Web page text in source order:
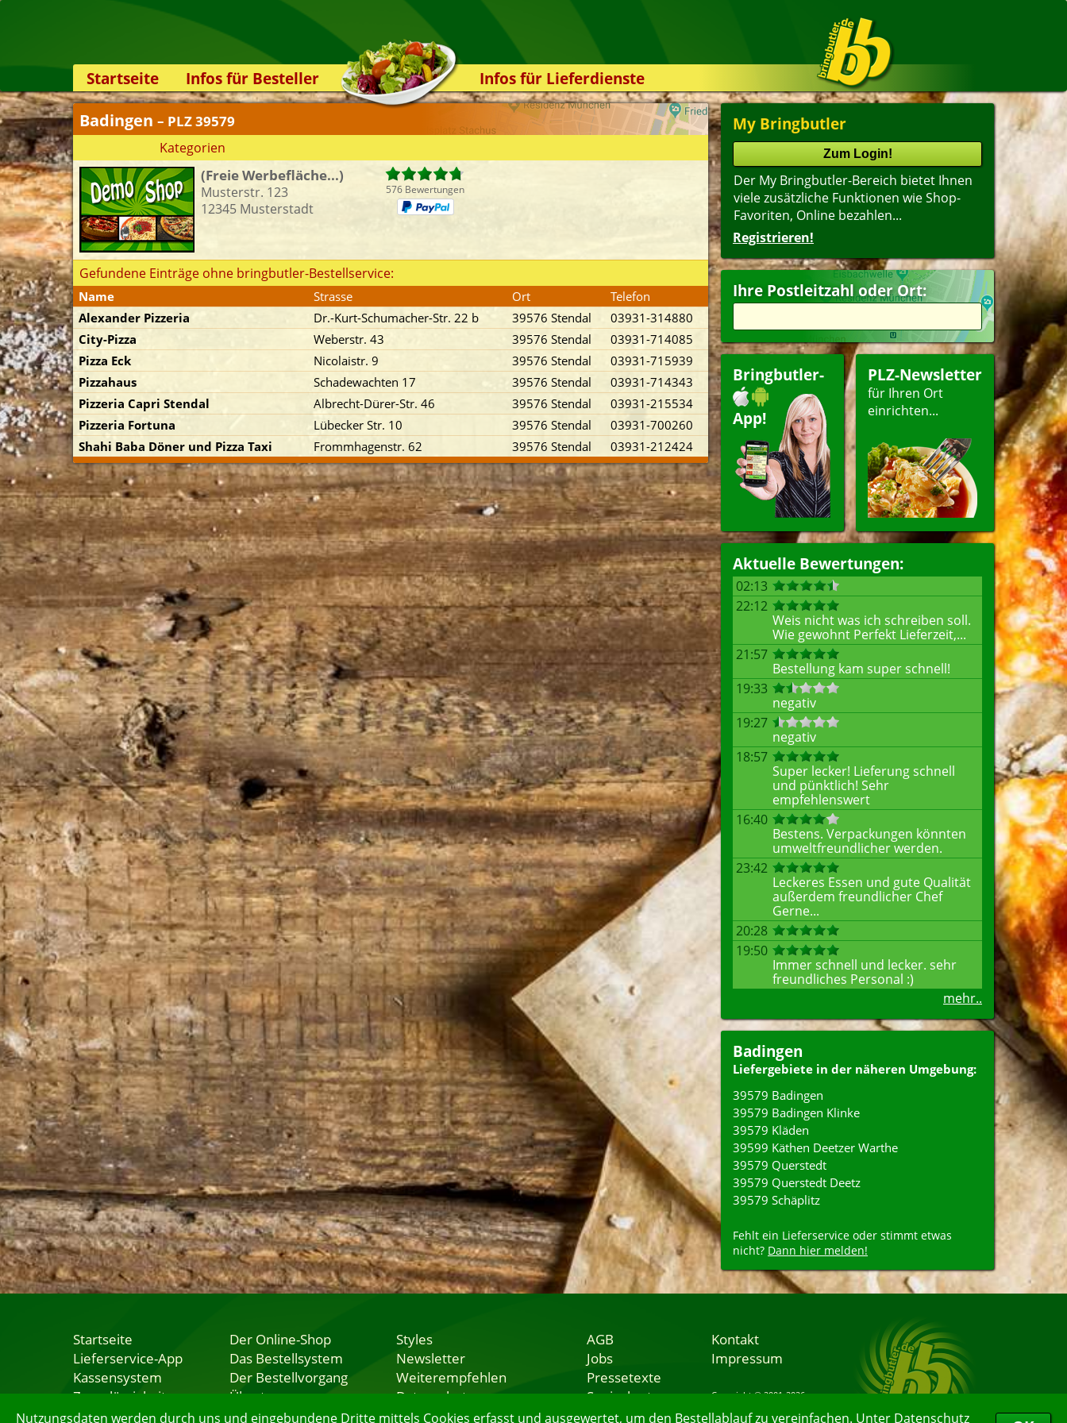
Nutzungsdaten werden durch uns und eingebundene Dritte mittels Cookies erfasst und ausgewertet, um den Bestellablauf zu vereinfachen. Unter Datenschutz
Startseite
Infos für Besteller
Lieferservice-App
Weiterempfehlen
Newsletter
Sicherheit
Kontakt
Infos für Lieferdienste
Kassensystem
Zuverlässigkeit
Styles
Kontakt
My Bringbutler
Der My Bringbutler-Bereich bietet Ihnen
viele zusätzliche Funktionen wie Shop-
Favoriten, Online bezahlen...
Registrieren!
Ihre Postleitzahl oder Ort:
Bringbutler-
App!
PLZ-Newsletter
für Ihren Ort
einrichten...
Aktuelle Bewertungen:
02:13
22:12
Weis nicht was ich schreiben soll.
Wie gewohnt Perfekt Lieferzeit,...
21:57
Bestellung kam super schnell!
19:33
negativ
19:27
negativ
18:57
Super lecker! Lieferung schnell
und pünktlich! Sehr
empfehlenswert
16:40
Bestens. Verpackungen könnten
umweltfreundlicher werden.
23:42
Leckeres Essen und gute Qualität
außerdem freundlicher Chef
Gerne...
20:28
19:50
Immer schnell und lecker. sehr
freundliches Personal :)
mehr..
Badingen
Liefergebiete in der näheren Umgebung:
39579 Badingen
39579 Badingen Klinke
39579 Kläden
39599 Käthen Deetzer Warthe
39579 Querstedt
39579 Querstedt Deetz
39579 Schäplitz
Fehlt ein Lieferservice oder stimmt etwas
nicht? Dann hier melden!
zuerst)
Badingen – PLZ 39579
Kategorien
(Freie Werbefläche...)
Musterstr. 123
12345 Musterstadt
576 Bewertungen
Gefundene Einträge ohne bringbutler-Bestellservice:
Name Strasse Ort
Telefon
Alexander Pizzeria
Dr.-Kurt-Schumacher-Str. 22 b 39576 Stendal
03931-314880
City-Pizza
Weberstr. 43 39576 Stendal
03931-714085
Pizza Eck
Nicolaistr. 9 39576 Stendal
03931-715939
Pizzahaus
Schadewachten 17 39576 Stendal
03931-714343
Pizzeria Capri Stendal
Albrecht-Dürer-Str. 46 39576 Stendal
03931-215534
Pizzeria Fortuna
Lübecker Str. 10 39576 Stendal
03931-700260
Shahi Baba Döner und Pizza Taxi
Frommhagenstr. 62 39576 Stendal 03931-212424
Startseite
Lieferservice-App
Kassensystem
Zuverlässigkeit
Sicherheit
Der Online-Shop
Das Bestellsystem
Der Bestellvorgang
Übertragung
Testshop
Styles
Newsletter
Weiterempfehlen
Datenschutz
Nutzungsbedingungen
AGB
Jobs
Pressetexte
Speisekarten
Lieferservice
Kontakt
Impressum
Copyright © 2001-2026
09.08.2026 10:35:01